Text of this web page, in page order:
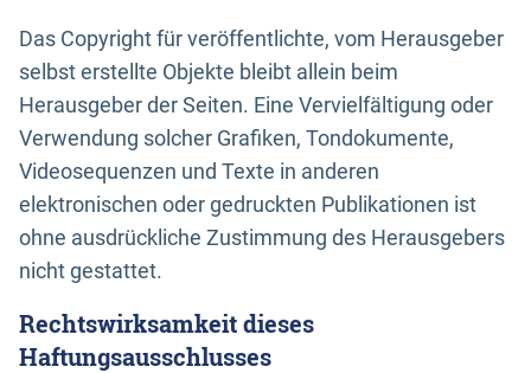
Das Copyright für veröffentlichte, vom Herausgeber
selbst erstellte Objekte bleibt allein beim
Herausgeber der Seiten. Eine Vervielfältigung oder
Verwendung solcher Grafiken, Tondokumente,
Videosequenzen und Texte in anderen
elektronischen oder gedruckten Publikationen ist
ohne ausdrückliche Zustimmung des Herausgebers
nicht gestattet.
Rechtswirksamkeit dieses
Haftungsausschlusses